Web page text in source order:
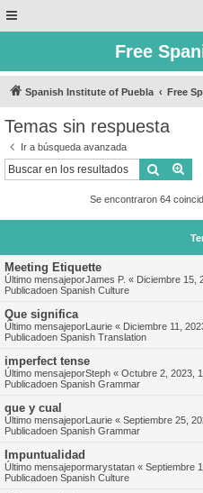
Free
Spanish Institute of Puebla Free
Temas sin respuesta
Ir a búsqueda avanzada
Buscar
Se encontraron 64
Meeting Etiquette
Último mensajeporJames P. « Diciembre 15,
Publicadoen Spanish Culture
Que significa
Último mensajeporLaurie « Diciembre 11,
Publicadoen Spanish Translation
imperfect tense
Último mensajeporSteph « Octubre 2, 2023,
Publicadoen Spanish Grammar
que y cual
Último mensajeporLaurie « Septiembre 25,
Publicadoen Spanish Grammar
Impuntualidad
Último mensajepormarystatan « Septiembre
Publicadoen Spanish Culture